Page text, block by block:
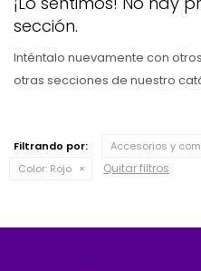
sección.
Inténtalo nuevamente con
otras secciones de nuestro
Filtrando por: Accesorios y
Color: Rojo Quitar filtros